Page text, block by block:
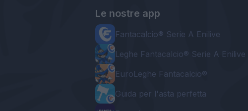
Le nostre app
Fantacalcio® Serie A Enilive
Leghe Fantacalcio® Serie A Enilive
EuroLeghe Fantacalcio®
Guida per l'asta perfetta